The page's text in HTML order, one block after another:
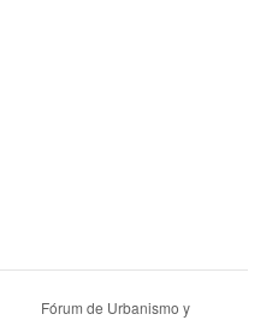
Fórum de Urbanismo y